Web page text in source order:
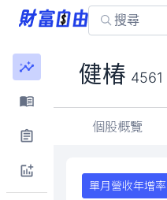
健椿 4561
個股概覽
單月營收年增率